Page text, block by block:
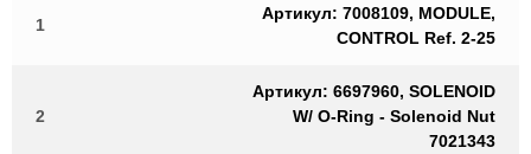
1
Артикул: 7008109, MODULE,
CONTROL Ref. 2-25
2
Артикул: 6697960, SOLENOID
W/ O-Ring - Solenoid Nut
7021343